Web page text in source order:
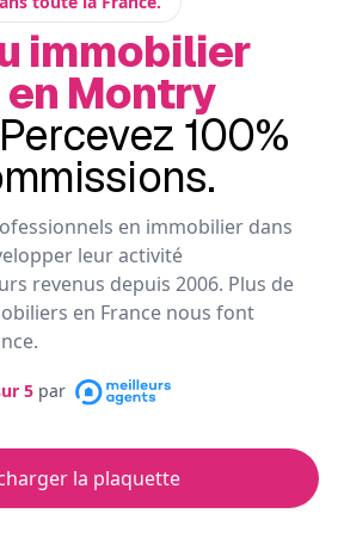
immobilier
Montry
Percevez 100%
en immobilier dans
leur activité
revenus depuis 2006. Plus de
en France nous font
5 par
la plaquette